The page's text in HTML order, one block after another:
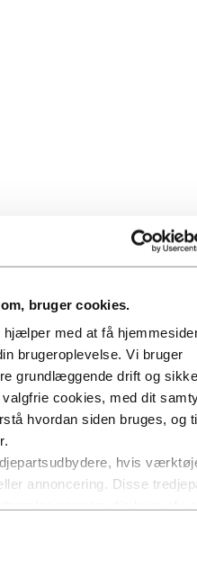
bruger cookies.
med at få
brugeroplevelse. Vi bruger
grundlæggende drift og
cookies, med dit
hvordan siden bruges, og
hvis
annoncering. Disse
af deres tjenester. Den